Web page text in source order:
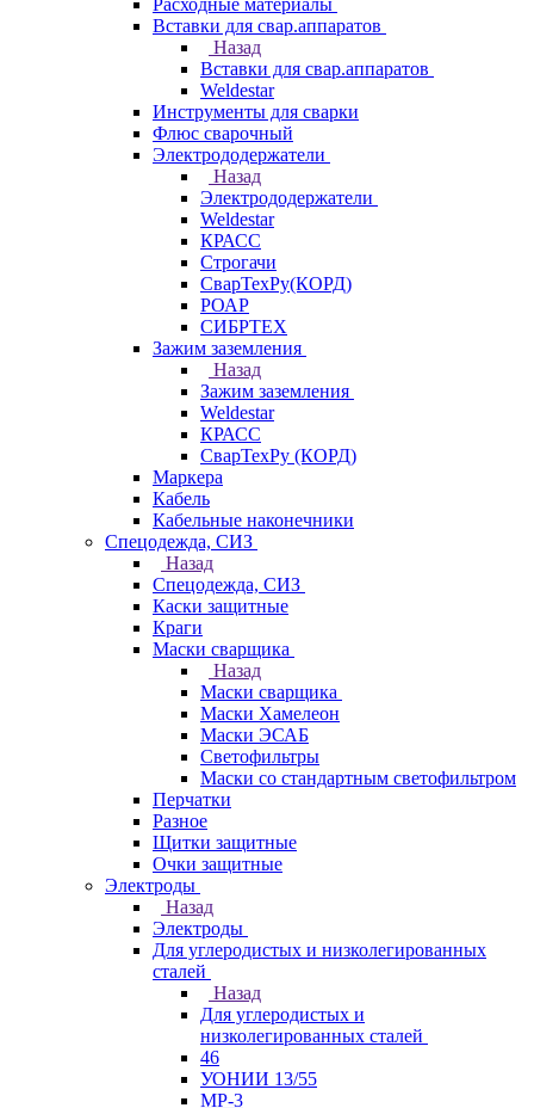
Расходные материалы
Вставки для свар.аппаратов
Назад
Вставки для свар.аппаратов
Weldestar
Инструменты для сварки
Флюс сварочный
Электрододержатели
Назад
Электрододержатели
Weldestar
КРАСС
Строгачи
СварТехРу(КОРД)
РОАР
СИБРТЕХ
Зажим заземления
Назад
Зажим заземления
Weldestar
КРАСС
СварТехРу (КОРД)
Маркера
Кабель
Кабельные наконечники
Спецодежда, СИЗ
Назад
Спецодежда, СИЗ
Каски защитные
Краги
Маски сварщика
Назад
Маски сварщика
Маски Хамелеон
Маски ЭСАБ
Светофильтры
Маски со стандартным светофильтром
Перчатки
Разное
Щитки защитные
Очки защитные
Электроды
Назад
Электроды
Для углеродистых и низколегированных
сталей
Назад
Для углеродистых и
низколегированных сталей
46
УОНИИ 13/55
МР-3